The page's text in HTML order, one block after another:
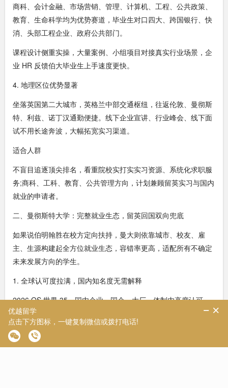
商科、会计金融、市场营销、管理、计算机、工程、公共政策、
教育、生命科学均为优势赛道，毕业生对口四大、跨国银行、快
消、头部工程企业、政府公共部门。
课程设计侧重实操，大量案例、小组项目对接真实行业场景，企
业 HR 反馈伯大毕业生上手速度更快。
4. 地理区位优势显著
坐落英国第二大城市，英格兰中部交通枢纽，往返伦敦、曼彻斯
特、利兹、诺丁汉通勤便捷。线下企业宣讲、行业峰会、线下面
试不用长途奔波，大幅拓宽实习渠道。
适合人群
不盲目追逐顶尖排名，看重院校实打实实习资源、系统化求职服
务;商科、工科、教育、公共管理方向，计划兼顾留英实习与国内
就业的申请者。
二、曼彻斯特大学：完整就业生态，留英回国双向兜底
如果说伯明翰胜在校方定向扶持，曼大则依靠城市、校友、雇
主、生源构建起全方位就业生态，容错率更高，适配所有不确定
未来发展方向的学生。
1. 全球认可度拉满，国内知名度无需解释
2026 QS 世界 35，国内企业、国企、大厂、体制内高度认可，
满足一线落户、人才引进全部硬性门槛;无论外企、互联网、金
融、工程行业，曼大均在核心目标院校名单内。
2. 四大就业核心优势